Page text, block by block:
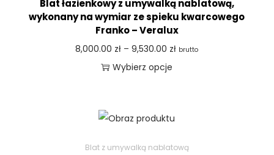
Blat łazienkowy z umywalką nablatową,
wykonany na wymiar ze spieku kwarcowego
Franko – Veralux
8,000.00 zł – 9,530.00 zł brutto
Wybierz opcje
Blat z umywalką nablatową